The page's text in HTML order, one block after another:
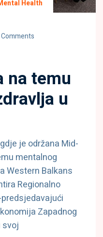
Health
na temu
u
je održana Mid-
mentalnog
Western Balkans
Regionalno
Zapadnog
svoj